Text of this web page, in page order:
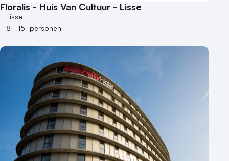
Floralis - Huis Van Cultuur - Lisse
Lisse
8 - 151 personen